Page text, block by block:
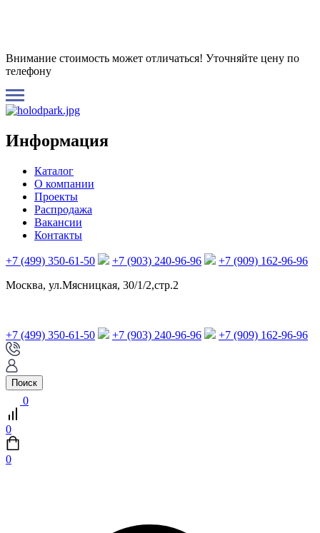
Внимание стоимость может отличаться! Уточняйте цену по
телефону
Информация
Каталог
О компании
Проекты
Распродажа
Вакансии
Контакты
+7 (499) 350-61-50 +7 (903) 240-96-96
+7 (909) 162-96-96
Москва, ул.Мясницкая, 30/1/2,стр.2
+7 (499) 350-61-50 +7 (903) 240-96-96 +7 (909) 162-96-96
Поиск
0
0
0